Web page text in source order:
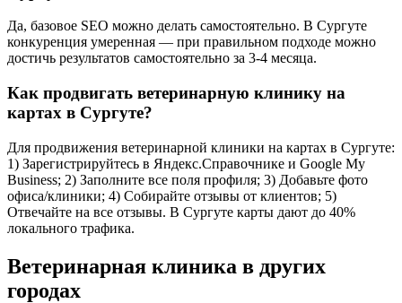
Да, базовое SEO можно делать самостоятельно. В Сургуте
конкуренция умеренная — при правильном подходе можно
достичь результатов самостоятельно за 3-4 месяца.
Как продвигать ветеринарную клинику на
картах в Сургуте?
Для продвижения ветеринарной клиники на картах в Сургуте:
1) Зарегистрируйтесь в Яндекс.Справочнике и Google My
Business; 2) Заполните все поля профиля; 3) Добавьте фото
офиса/клиники; 4) Собирайте отзывы от клиентов; 5)
Отвечайте на все отзывы. В Сургуте карты дают до 40%
локального трафика.
Ветеринарная клиника в других
городах